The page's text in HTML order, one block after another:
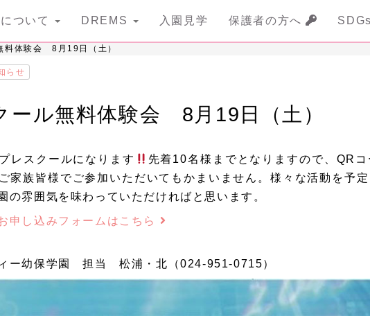
ついて DREMS 入園見学 保護者の方へ SDGs
料体験会 8月19日（土）
らせ
ール無料体験会 8月19日（土）
レスクールになります
先着10名様までとなりますので、QR
家族皆様でご参加いただいてもかまいません。様々な活動を予
の雰囲気を味わっていただければと思います。
申し込みフォームはこちら
ー幼保学園 担当 松浦・北（024-951-0715）